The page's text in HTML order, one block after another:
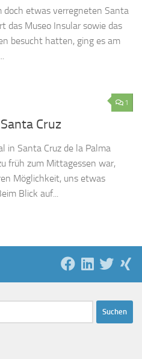
doch etwas verregneten Santa
das Museo Insular sowie das
besucht hatten, ging es am
1
Cruz
in Santa Cruz de la Palma
früh zum Mittagessen war,
Möglichkeit, uns etwas
Blick auf...